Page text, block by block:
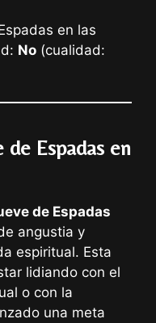
en las
No (cualidad:
Espadas en
de Espadas
angustia y
espiritual. Esta
lidiando con el
o con la
una meta